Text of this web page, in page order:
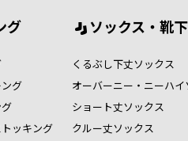
グ
グ
ッキング
ソックス・靴下
くるぶし下丈ソックス
オーバーニー・ニーハイ
ショート丈ソックス
クルー丈ソックス